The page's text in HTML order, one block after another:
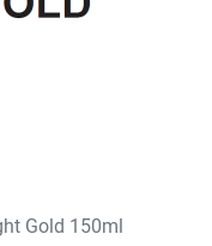
Gold 150ml